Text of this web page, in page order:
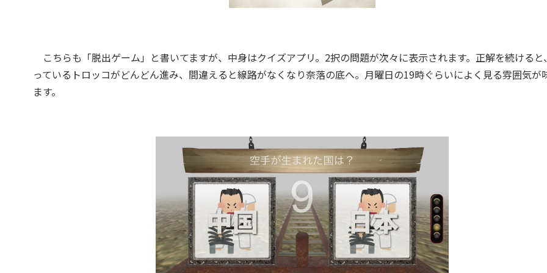
こちらも「脱出ゲーム」と書いてますが、中身はクイズアプリ。2択の問題が次々に表示されます。正解を続けると
っているトロッコがどんどん進み、間違えると線路がなくなり奈落の底へ。月曜日の19時ぐらいによく見る雰囲気が
ます。